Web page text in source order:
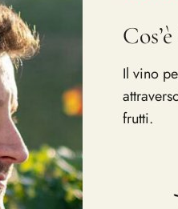
Il vino
frutti.